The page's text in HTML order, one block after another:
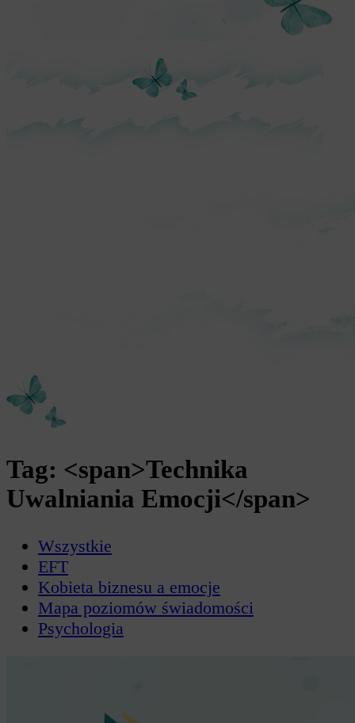
Tag: <span>Technika
Uwalniania Emocji</span>
Wszystkie
EFT
Kobieta biznesu a emocje
Mapa poziomów świadomości
Psychologia